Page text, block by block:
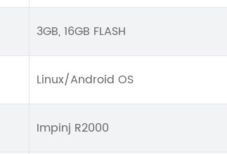
3GB, 16GB FLASH
Linux/Android OS
Impinj R2000